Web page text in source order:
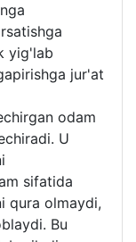
yig'lab
jur'at
odam
U
sifatida
qura olmaydi,
Bu